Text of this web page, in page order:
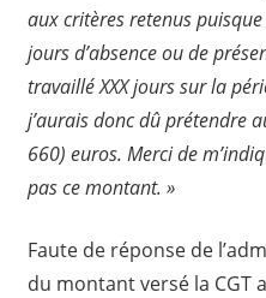
aux critères retenus
jours d’absence ou de
travaillé XXX jours sur la
j’aurais donc dû prétendre
660) euros. Merci de
pas ce montant. »
Faute de réponse de
du montant versé la CGT